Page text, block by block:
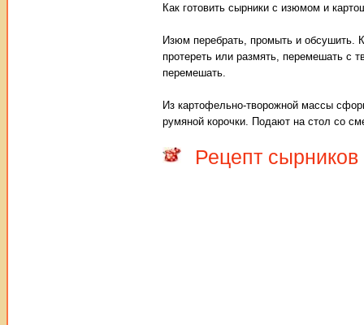
Как готовить сырники с изюмом и
Изюм перебрать, промыть и обсушить.
протереть или размять, перемешать с
перемешать.
Из картофельно-творожной массы
румяной корочки. Подают на стол со
Рецепт